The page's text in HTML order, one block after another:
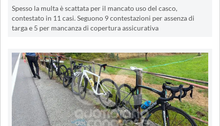
Spesso la multa è scattata per il mancato uso del casco,
contestato in 11 casi. Seguono 9 contestazioni per assenza di
targa e 5 per mancanza di copertura assicurativa